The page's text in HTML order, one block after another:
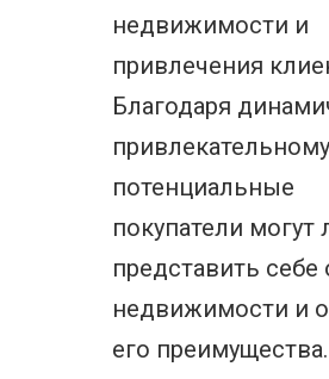
недвижимости и
привлечения
Благодаря
потенциальные
покупатели могут
представить себе
недвижимости и
его преимущества.